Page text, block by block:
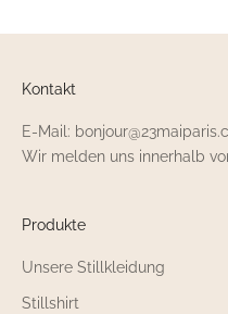
Kontakt
E-Mail:
Wir melden uns innerhalb
Produkte
Unsere Stillkleidung
Stillshirt